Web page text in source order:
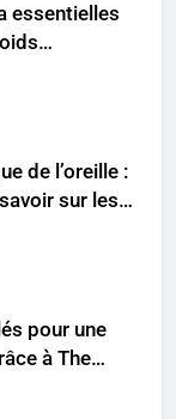
essentielles
de l’oreille :
sur les
pour une
à The